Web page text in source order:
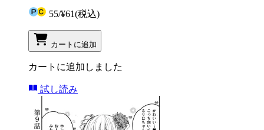
55/¥61(税込)
カートに追加
カートに追加しました
試し読み